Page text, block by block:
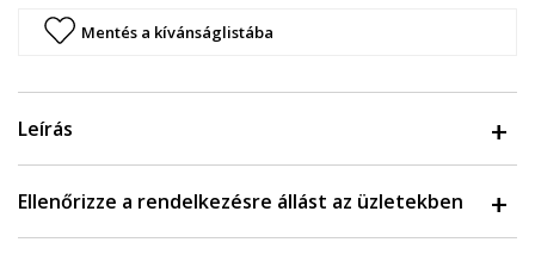
Mentés a kívánságlistába
Leírás
Ellenőrizze a rendelkezésre állást az üzletekben